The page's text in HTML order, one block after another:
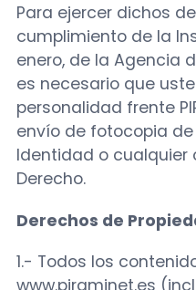
Para ejercer dichos
cumplimiento de la
enero, de la Agencia
es necesario que
personalidad frente
envío de fotocopia
Identidad o cualquier
Derecho.
Derechos de
1.- Todos los